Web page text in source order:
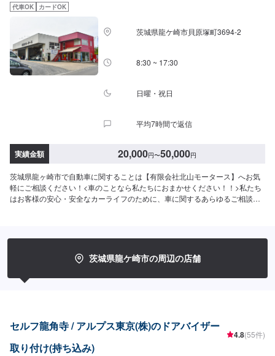
代車OK カードOK
茨城県龍ケ崎市貝原塚町3694-2
8:30 ~ 17:30
日曜・祝日
平均7時間で返信
実績金額 20,000円〜50,000円
茨城県龍ヶ崎市で自動車に関することは【有限会社北山モータース】へお気
軽にご相談ください！<車のことなら私たちにおまかせください！！>私たち
はお客様の安心・安全なカーライフのために、車に関するあらゆるご相談に
いります。【1】オファーにてお問い合わせ【2】お見積り【3】お見積りに
ご納得いただければ作業開始【4】仕上がり次第納車-----納期について-----納
ざいます。予めご了承ください。-----ご来店時の注意、受付方法-----入庫の際
お伝えください。ご案内いたします。【定休日・営業時間】定休日：日曜
日、祝日、第二土曜日営業時間：8:30~17:30
茨城県龍ケ崎市の周辺の店舗
セルフ龍角寺 / アルプス東京(株)のドアバイザー
取り付け(持ち込み)
4.8(55件)